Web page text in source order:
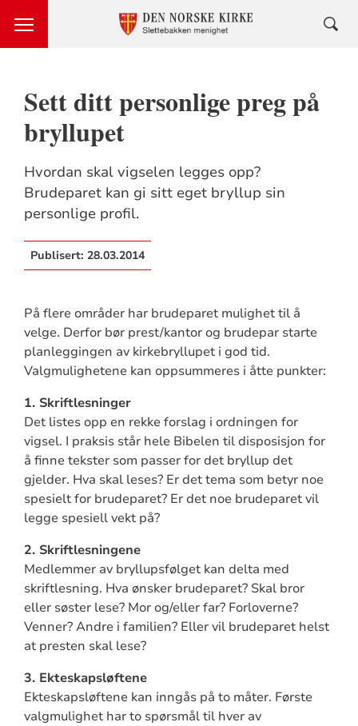
Sett ditt personlige preg på
bryllupet
Hvordan skal vigselen legges opp?
Brudeparet kan gi sitt eget bryllup sin
personlige profil.
Publisert: 28.03.2014
På flere områder har brudeparet mulighet til å
velge. Derfor bør prest/kantor og brudepar starte
planleggingen av kirkebryllupet i god tid.
Valgmulighetene kan oppsummeres i åtte punkter:
1. Skriftlesninger
Det listes opp en rekke forslag i ordningen for
vigsel. I praksis står hele Bibelen til disposisjon for
å finne tekster som passer for det bryllup det
gjelder. Hva skal leses? Er det tema som betyr noe
spesielt for brudeparet? Er det noe brudeparet vil
legge spesiell vekt på?
2. Skriftlesningene
Medlemmer av bryllupsfølget kan delta med
skriftlesning. Hva ønsker brudeparet? Skal bror
eller søster lese? Mor og/eller far? Forloverne?
Venner? Andre i familien? Eller vil brudeparet helst
at presten skal lese?
3. Ekteskapsløftene
Ekteskapsløftene kan inngås på to måter. Første
valgmulighet har to spørsmål til hver av